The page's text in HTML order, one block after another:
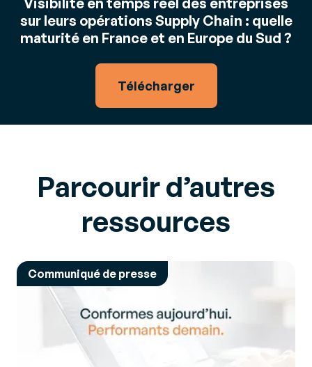
sur leurs opérations Supply Chain : quelle
maturité en France et en Europe du Sud ?
Télécharger
Parcourir d’autres
ressources
Communiqué de presse